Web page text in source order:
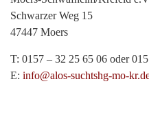
Schwarzer Weg 15
47447 Moers
T: 0157 – 32 25 65 06 oder
E: info@alos-suchtshg-mo-